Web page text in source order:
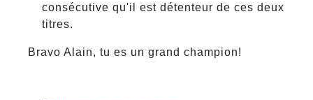
consécutive qu'il est détenteur de ces deux
titres.
Bravo Alain, tu es un grand champion!